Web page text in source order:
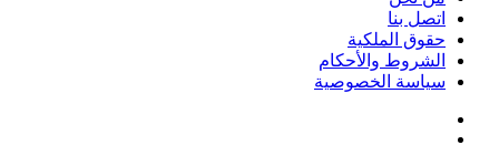
اتصل بنا
حقوق الملكية
الشروط والأحكام
سياسة الخصوصية